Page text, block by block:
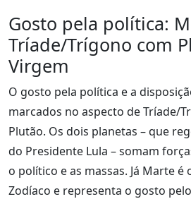
Gosto pela política:
Tríade/Trígono com
Virgem
O gosto pela política e a
marcados no aspecto de Tríade/
Plutão. Os dois planetas – que
do Presidente Lula – somam
o político e as massas. Já Marte
Zodíaco e representa o gosto